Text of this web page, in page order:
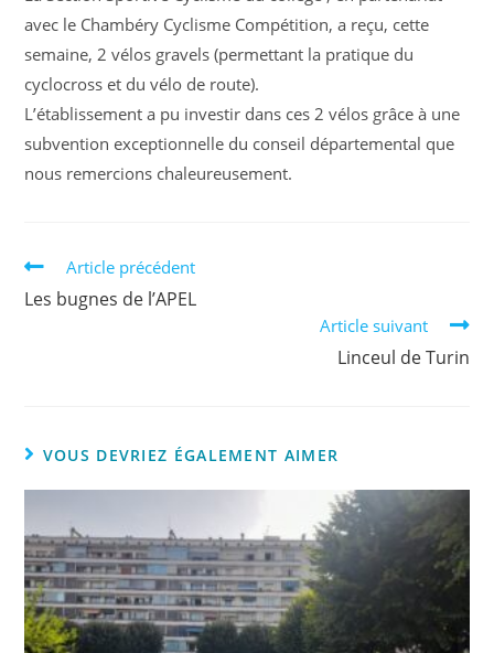
avec le Chambéry Cyclisme Compétition, a reçu, cette
semaine, 2 vélos gravels (permettant la pratique du
cyclocross et du vélo de route).
L’établissement a pu investir dans ces 2 vélos grâce à une
subvention exceptionnelle du conseil départemental que
nous remercions chaleureusement.
Article précédent
Les bugnes de l’APEL
Article suivant
Linceul de Turin
VOUS DEVRIEZ ÉGALEMENT AIMER